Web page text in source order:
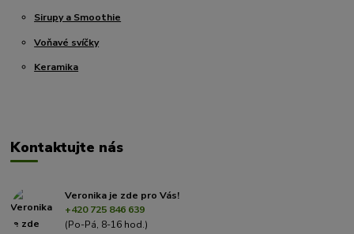
Sirupy a Smoothie
Voňavé svíčky
Keramika
Kontaktujte nás
Veronika je zde pro Vás!
+420 725 846 639
(Po-Pá, 8-16 hod.)